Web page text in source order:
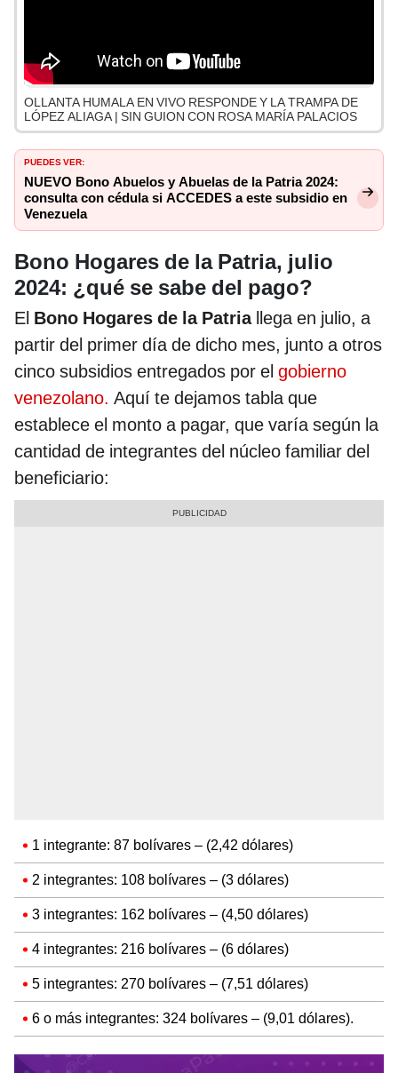
OLLANTA HUMALA EN VIVO RESPONDE Y LA TRAMPA DE
LÓPEZ ALIAGA | SIN GUION CON ROSA MARÍA PALACIOS
PUEDES VER:
NUEVO Bono Abuelos y Abuelas de la Patria 2024:
consulta con cédula si ACCEDES a este subsidio en
Venezuela
Bono Hogares de la Patria, julio
2024: ¿qué se sabe del pago?
El Bono Hogares de la Patriallega en julio, a
partir del primer día de dicho mes, junto a otros
cinco subsidios entregados por el gobierno
venezolano. Aquí te dejamos tabla que
establece el monto a pagar, que varía según la
cantidad de integrantes del núcleo familiar del
beneficiario:
1 integrante: 87 bolívares – (2,42 dólares)
2 integrantes: 108 bolívares – (3 dólares)
3 integrantes: 162 bolívares – (4,50 dólares)
4 integrantes: 216 bolívares – (6 dólares)
5 integrantes: 270 bolívares – (7,51 dólares)
6 o más integrantes: 324 bolívares – (9,01 dólares).